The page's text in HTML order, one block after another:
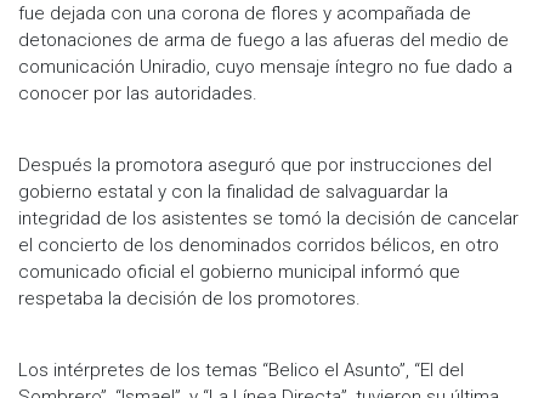
fue dejada con una corona de flores y acompañada de
detonaciones de arma de fuego a las afueras del medio de
comunicación Uniradio, cuyo mensaje íntegro no fue dado a
conocer por las autoridades.
Después la promotora aseguró que por instrucciones del
gobierno estatal y con la finalidad de salvaguardar la
integridad de los asistentes se tomó la decisión de cancelar
el concierto de los denominados corridos bélicos, en otro
comunicado oficial el gobierno municipal informó que
respetaba la decisión de los promotores.
Los intérpretes de los temas “Belico el Asunto”, “El del